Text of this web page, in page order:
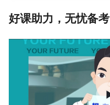
好课助力，无忧备考